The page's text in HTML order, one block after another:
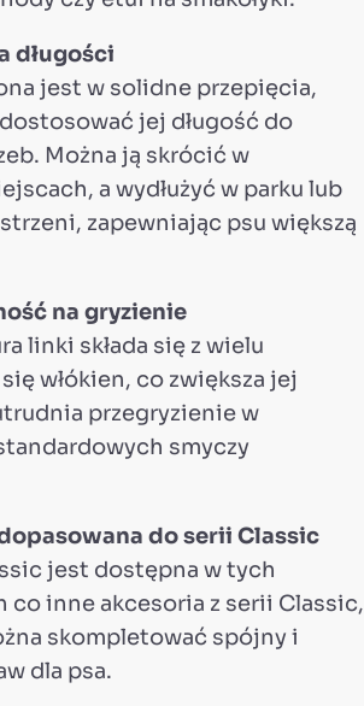
długości
jest w solidne przepięcia,
jej długość do
Można ją skrócić w
a wydłużyć w parku lub
zapewniając psu większą
na gryzienie
linki składa się z wielu
włókien, co zwiększa jej
przegryzienie w
smyczy
do serii Classic
jest dostępna w tych
co inne akcesoria z serii Classic,
skompletować spójny i
dla psa.